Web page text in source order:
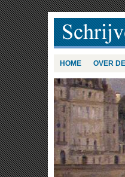
HOME OVER